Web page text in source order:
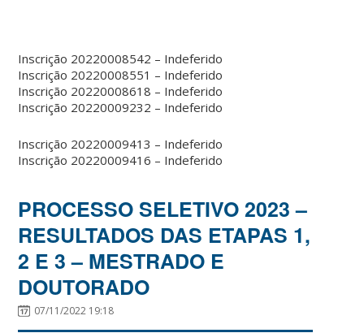
Inscrição 20220008542 – Indeferido
Inscrição 20220008551 – Indeferido
Inscrição 20220008618 – Indeferido
Inscrição 20220009232 – Indeferido
Inscrição 20220009413 – Indeferido
Inscrição 20220009416 – Indeferido
PROCESSO SELETIVO 2023 –
RESULTADOS DAS ETAPAS 1,
2 E 3 – MESTRADO E
DOUTORADO
07/11/2022 19:18